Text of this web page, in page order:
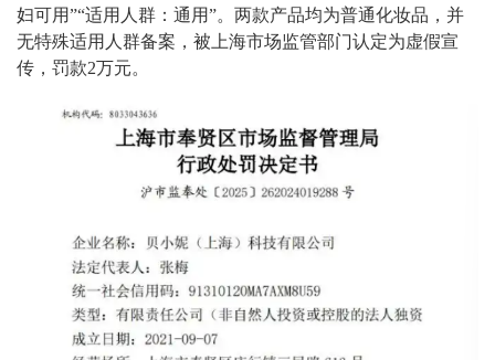
妇可用”“适用人群：通用”。两款产品均为普通化妆品，并
无特殊适用人群备案，被上海市场监管部门认定为虚假宣
传，罚款2万元。